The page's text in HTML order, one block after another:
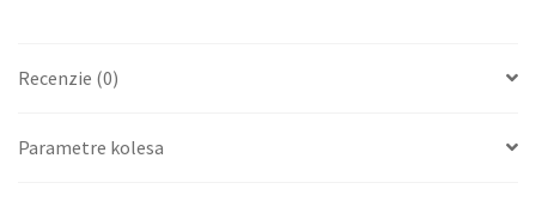
Recenzie (0)
Parametre kolesa